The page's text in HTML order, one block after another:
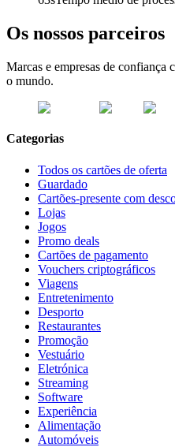
Os nossos parceiros
Marcas e empresas de confiança
o mundo.
Categorias
Todos os cartões de oferta
Guardado
Cartões-presente com
Lojas
Jogos
Promo deals
Cartões de pagamento
Vouchers criptográficos
Viagens
Entretenimento
Desporto
Restaurantes
Promoção
Vestuário
Eletrónica
Streaming
Software
Experiência
Alimentação
Automóveis